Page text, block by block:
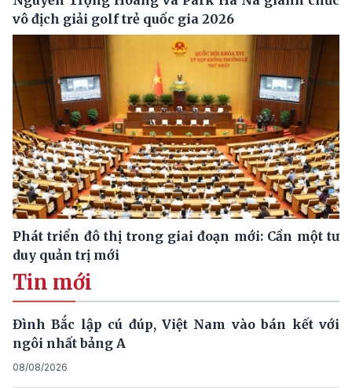
vô địch giải golf trẻ quốc gia 2026
Phát triển đô thị trong giai đoạn mới: Cần một tư
duy quản trị mới
Tin mới
Đình Bắc lập cú đúp, Việt Nam vào bán kết với
ngôi nhất bảng A
08/08/2026